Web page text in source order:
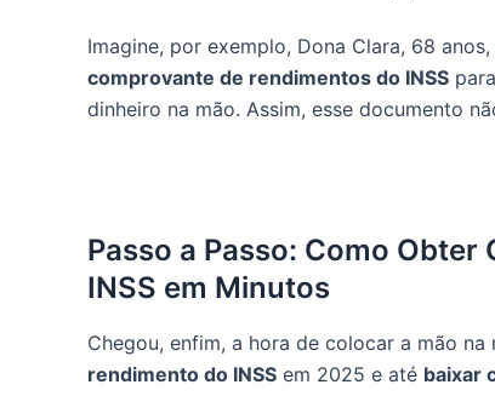
Imagine, por exemplo, Dona Clara, 68
comprovante de rendimentos do INSS
dinheiro na mão. Assim, esse documento
Passo a Passo: Como
INSS em Minutos
Chegou, enfim, a hora de colocar a mão na
rendimento do INSS em 2025 e até baixar